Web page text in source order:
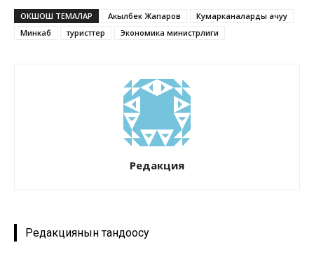
ОКШОШ ТЕМАЛАР Акылбек Жапаров
Кумарканаларды ачуу
Минкаб
туристтер Экономика министрлиги
Редакция
Редакциянын тандоосу